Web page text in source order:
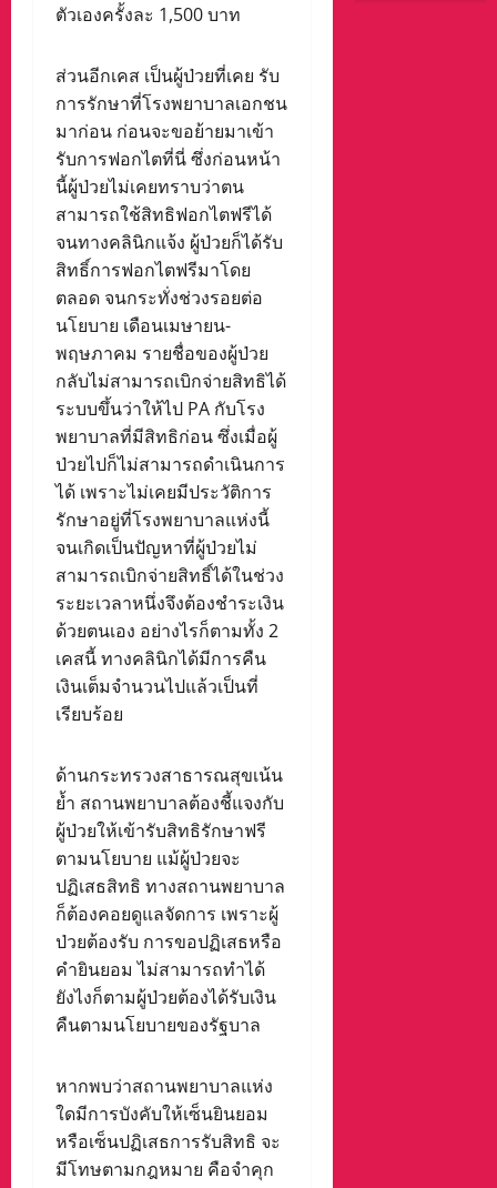
ตัวเองครั้งละ 1,500 บาท
ส่วนอีกเคส เป็นผู้ป่วยที่เคย รับ
การรักษาที่โรงพยาบาลเอกชน
มาก่อน ก่อนจะขอย้ายมาเข้า
รับการฟอกไตที่นี่ ซึ่งก่อนหน้า
นี้ผู้ป่วยไม่เคยทราบว่าตน
สามารถใช้สิทธิฟอกไตฟรีได้
จนทางคลินิกแจ้ง ผู้ป่วยก็ได้รับ
สิทธิ์การฟอกไตฟรีมาโดย
ตลอด จนกระทั่งช่วงรอยต่อ
นโยบาย เดือนเมษายน-
พฤษภาคม รายชื่อของผู้ป่วย
กลับไม่สามารถเบิกจ่ายสิทธิได้
ระบบขึ้นว่าให้ไป PA กับโรง
พยาบาลที่มีสิทธิก่อน ซึ่งเมื่อผู้
ป่วยไปก็ไม่สามารถดำเนินการ
ได้ เพราะไม่เคยมีประวัติการ
รักษาอยู่ที่โรงพยาบาลแห่งนี้
จนเกิดเป็นปัญหาที่ผู้ป่วยไม่
สามารถเบิกจ่ายสิทธิ์ได้ในช่วง
ระยะเวลาหนึ่งจึงต้องชำระเงิน
ด้วยตนเอง อย่างไรก็ตามทั้ง 2
เคสนี้ ทางคลินิกได้มีการคืน
เงินเต็มจำนวนไปแล้วเป็นที่
เรียบร้อย
ด้านกระทรวงสาธารณสุขเน้น
ย้ำ สถานพยาบาลต้องชี้แจงกับ
ผู้ป่วยให้เข้ารับสิทธิรักษาฟรี
ตามนโยบาย แม้ผู้ป่วยจะ
ปฏิเสธสิทธิ ทางสถานพยาบาล
ก็ต้องคอยดูแลจัดการ เพราะผู้
ป่วยต้องรับ การขอปฏิเสธหรือ
คำยินยอม ไม่สามารถทำได้
ยังไงก็ตามผู้ป่วยต้องได้รับเงิน
คืนตามนโยบายของรัฐบาล
หากพบว่าสถานพยาบาลแห่ง
ใดมีการบังคับให้เซ็นยินยอม
หรือเซ็นปฏิเสธการรับสิทธิ จะ
มีโทษตามกฎหมาย คือจำคุก